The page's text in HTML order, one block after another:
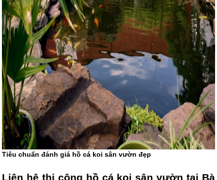
Tiêu chuẩn đánh giá hồ cá koi sân vườn đẹp
Liên hệ thi công hồ cá koi sân vườn tại Bà